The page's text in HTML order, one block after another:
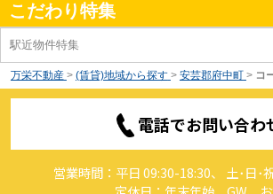
こだわり特集
駅近物件特集
万栄不動産 > (賃貸)地域から探す > 安芸郡府中町 > コ
電話でお問い合わ
営業時間：平日 09:30-18:30、 土･日･